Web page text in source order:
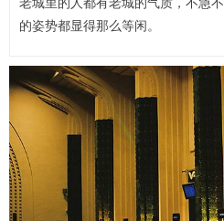
老城里的人都有老城的气质，不急
的姿势都显得那么等闲。